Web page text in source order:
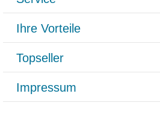
Häufig gestellte Fragen
Datenschutz
AGB
Rücksendemöglichkeit
Paketlieferstatus
Versandkosten
Ihre Vorteile
Rezeptlieferung
Bonusprogramm
Gutschein und Rabatte
Kundenbewertung
Topseller
Grippostad
Bepanthen
Impressum